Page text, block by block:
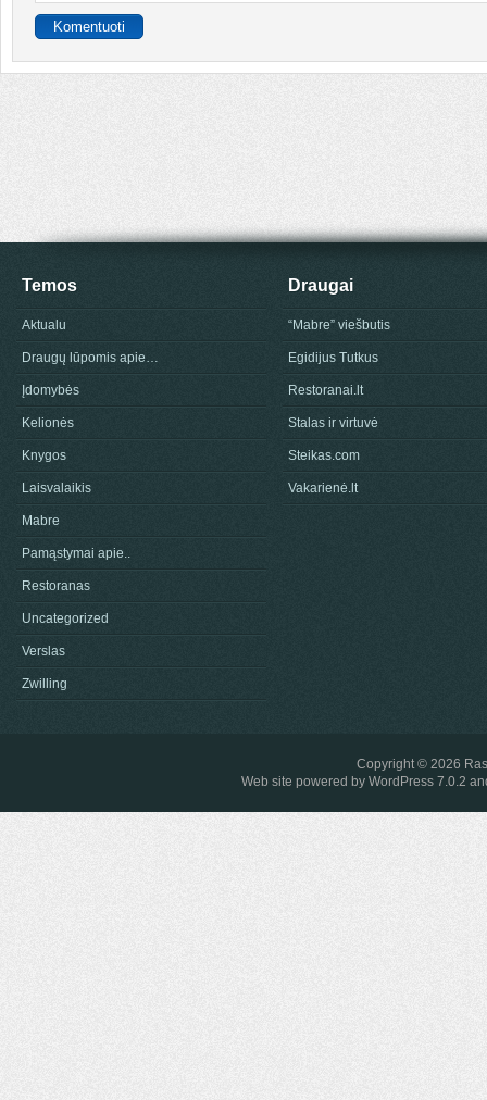
Temos
Aktualu
Draugų lūpomis apie…
Įdomybės
Kelionės
Knygos
Laisvalaikis
Mabre
Pamąstymai apie..
Restoranas
Uncategorized
Verslas
Zwilling
Draugai
“Mabre” viešbutis
Egidijus Tutkus
Restoranai.lt
Stalas ir virtuvė
Steikas.com
Vakarienė.lt
Copyright © 2026
Web site powered by WordPress 7.0.2